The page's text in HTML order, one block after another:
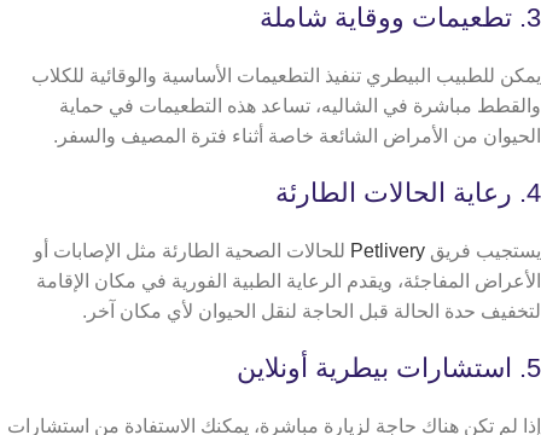
3. تطعيمات ووقاية شاملة
يمكن للطبيب البيطري تنفيذ التطعيمات الأساسية والوقائية للكلاب
والقطط مباشرة في الشاليه، تساعد هذه التطعيمات في حماية
الحيوان من الأمراض الشائعة خاصة أثناء فترة المصيف والسفر.
4. رعاية الحالات الطارئة
يستجيب فريق Petlivery للحالات الصحية الطارئة مثل الإصابات أو
الأعراض المفاجئة، ويقدم الرعاية الطبية الفورية في مكان الإقامة
لتخفيف حدة الحالة قبل الحاجة لنقل الحيوان لأي مكان آخر.
5. استشارات بيطرية أونلاين
إذا لم تكن هناك حاجة لزيارة مباشرة، يمكنك الاستفادة من استشارات